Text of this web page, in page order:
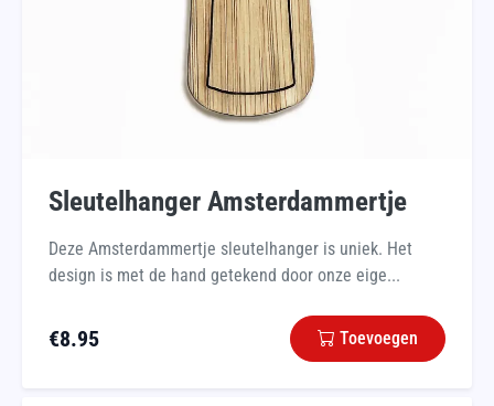
Sleutelhanger Amsterdammertje
Deze Amsterdammertje sleutelhanger is uniek. Het
design is met de hand getekend door onze eige...
€8.95 Toevoegen